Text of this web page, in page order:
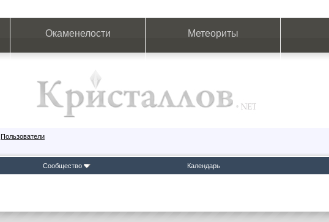
Окаменелости Метеориты
Пользователи
Сообщество Календарь